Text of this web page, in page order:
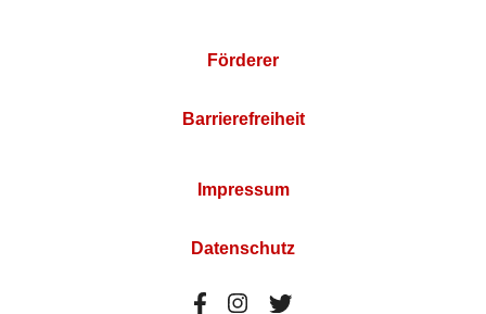
Förderer
Barrierefreiheit
Impressum
Datenschutz